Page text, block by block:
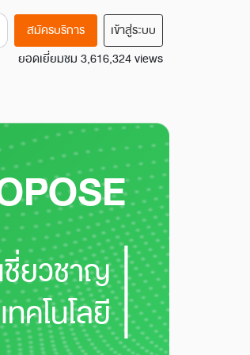
สมัครบริการ
เข้าสู่ระบบ
ยอดเยี่ยมชม 3,616,324 views
ชี่ยวชาญ
คโนโลยี